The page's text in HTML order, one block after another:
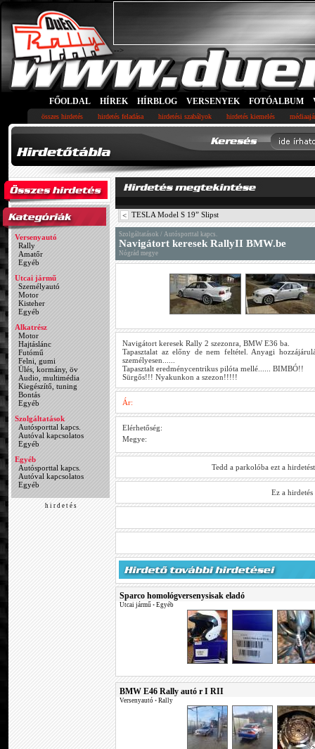
-->
FŐOLDAL HÍREK HÍRBLOG VERSENYEK FOTÓALBUM
összes hirdetés hirdetés feladása hirdetési szabályok hirdetés kiemelés
Versenyautó
Rally
Amatőr
Egyéb
Utcai jármű
Személyautó
Motor
Kisteher
Egyéb
Alkatrész
Motor
Hajtáslánc
Futómű
Felni, gumi
Ülés, kormány, öv
Audio, multimédia
Kiegészítő, tuning
Bontás
Egyéb
Szolgáltatások
Autósporttal kapcs.
Autóval kapcsolatos
Egyéb
Egyéb
Autósporttal kapcs.
Autóval kapcsolatos
Egyéb
h i r d e t é s
< TESLA Model S 19” Slipst
Szolgáltatások / Autósporttal kapcs.
Navigátort keresek RallyII BMW.be
Nógrád megye
Navigátort keresek Rally 2 szezonra, BMW E36 ba.
Tapasztalat az előny de nem feltétel. Anyagi
személyesen......
Tapasztalt eredménycentrikus pilóta mellé...... BIMBÓ!!
Sürgős!!! Nyakunkon a szezon!!!!!
Ár:
Elérhetőség:
Megye:
Tedd a parkolóba ezt a
Ez a
Sparco homológversenysisak eladó
Utcai jármű • Egyéb
BMW E46 Rally autó r I RII
Versenyautó • Rally